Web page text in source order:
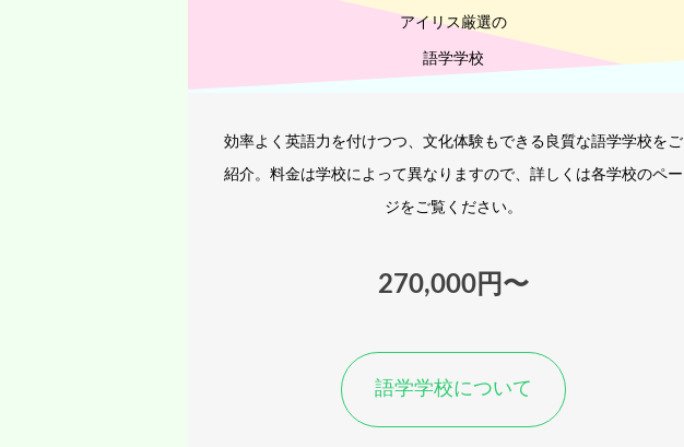
アイリス厳選の
語学学校
効率よく英語力を付けつつ、文化体験もできる良質な語学学校をご
紹介。料金は学校によって異なりますので、詳しくは各学校のペー
ジをご覧ください。
270,000円〜
語学学校について